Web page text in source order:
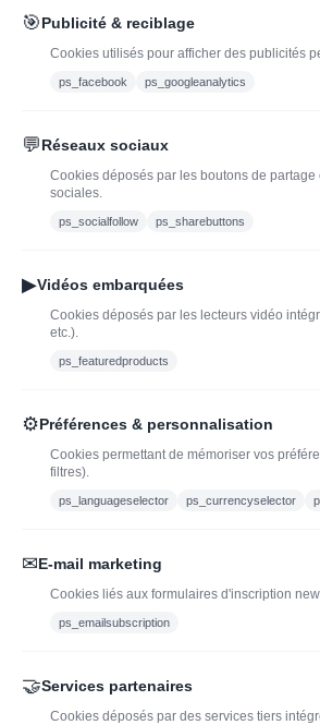
J'ai lu et j'accepte les conditions générales de
Offres du moment
Bouteilles d'exception
à découvrir| J’adopte un
vin
Caviste en ligne pour l’adoption de vin,
contact@jadopteunvin.fr
🎯Publicité & reciblage
Cookies utilisés pour afficher des publicités
ps_facebook ps_googleanalytics
💬Réseaux sociaux
Cookies déposés par les boutons de partage
sociales.
ps_socialfollow ps_sharebuttons
▶Vidéos embarquées
Cookies déposés par les lecteurs vidéo
etc.).
ps_featuredproducts
⚙Préférences & personnalisation
Cookies permettant de mémoriser vos
filtres).
ps_languageselector ps_currencyselector
✉E-mail marketing
Cookies liés aux formulaires d'inscription
ps_emailsubscription
🤝Services partenaires
Cookies déposés par des services tiers